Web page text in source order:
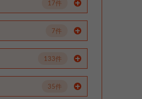
17件
7件
133件
35件